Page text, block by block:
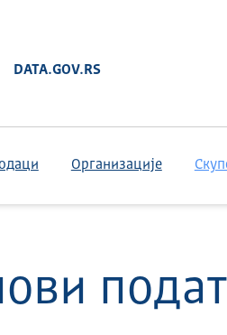
DATA.GOV.RS
Организације